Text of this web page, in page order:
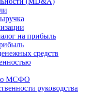
на прибыль
средств
по МСФО
руководства